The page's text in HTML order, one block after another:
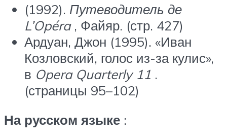
(1992). Путеводитель де
L’Opéra , Файяр. (стр. 427)
Ардуан, Джон (1995). «Иван
Козловский, голос из-за кулис»,
в Opera Quarterly 11 .
(страницы 95–102)
На русском языке :